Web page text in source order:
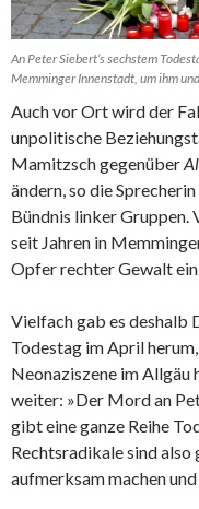
An Peter Siebert’s sechstem
Memminger Innenstadt, um ihm
Auch vor Ort wird der
unpolitische
Mamitzsch gegenüber
ändern, so die
Bündnis linker Gruppen.
seit Jahren in
Opfer rechter Gewalt
Vielfach gab es deshalb
Todestag im April
Neonaziszene im Allgäu
weiter: »Der Mord an
gibt eine ganze Reihe
Rechtsradikale sind
aufmerksam machen